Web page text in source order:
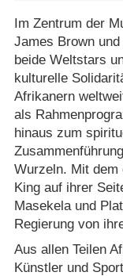
Im Zentrum der
James Brown
beide Weltstars
kulturelle
Afrikanern
als
hinaus zum
Wurzeln. Mit dem
King auf ihrer
Masekela und
Regierung von
Aus allen Teilen
Künstler und